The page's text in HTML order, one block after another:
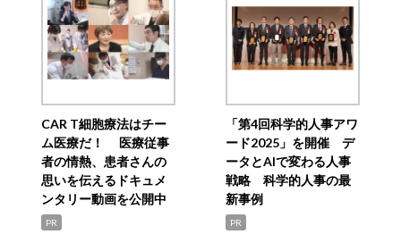
CAR T細胞療法はチー
ム医療だ！ 医療従事
者の情熱、患者さんの
思いを伝えるドキュメ
ンタリー動画を公開中
PR
「第4回科学的人事アワ
ード2025」を開催 デ
ータとAIで変わる人事
戦略 科学的人事の最
新事例
PR